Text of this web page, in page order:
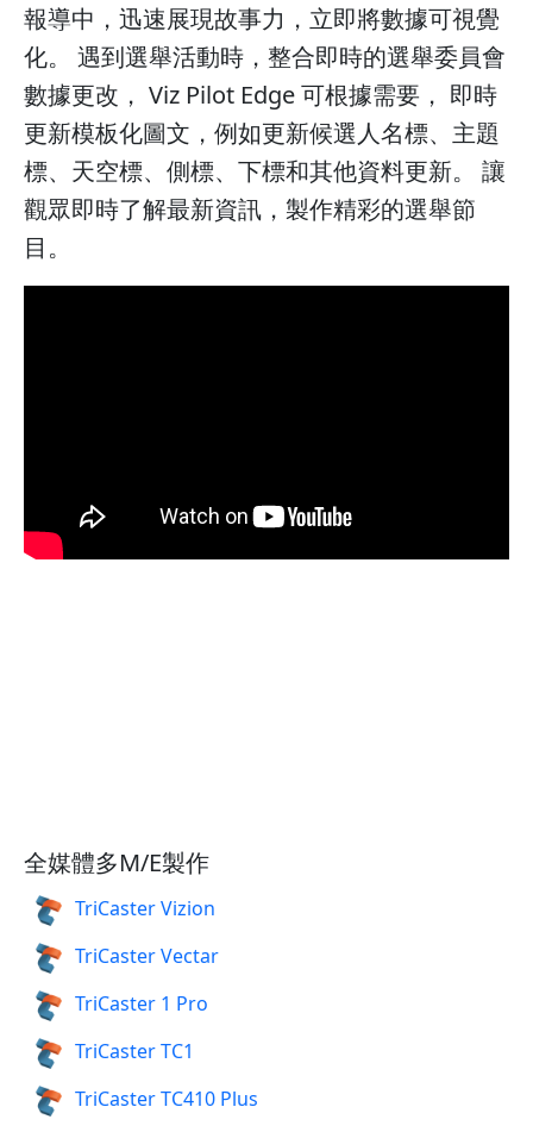
報導中，迅速展現故事力，立即將數據可視覺
化。 遇到選舉活動時，整合即時的選舉委員會
數據更改， Viz Pilot Edge 可根據需要， 即時
更新模板化圖文，例如更新候選人名標、主題
標、天空標、側標、下標和其他資料更新。 讓
觀眾即時了解最新資訊，製作精彩的選舉節
目。
全媒體多M/E製作
TriCaster Vizion
TriCaster Vectar
TriCaster 1 Pro
TriCaster TC1
TriCaster TC410 Plus